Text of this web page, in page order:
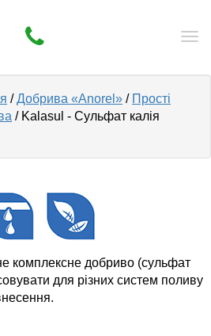
/Добрива «Anorel» / Прості
/ Kalasul - Сульфат калія
комплексне добриво (сульфат
для різних систем поливу